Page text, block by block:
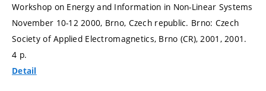
Workshop on Energy and Information in Non-Linear Systems
November 10-12 2000, Brno, Czech republic. Brno: Czech
Society of Applied Electromagnetics, Brno (CR), 2001, 2001.
4 p.
Detail